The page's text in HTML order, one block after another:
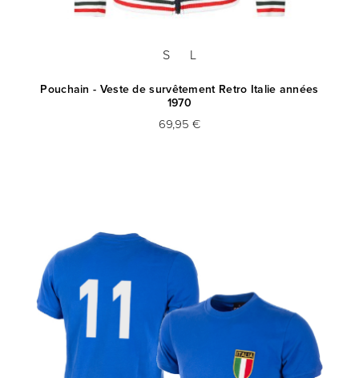
S L
Pouchain - Veste de survêtement Retro Italie années
1970
69,95 €